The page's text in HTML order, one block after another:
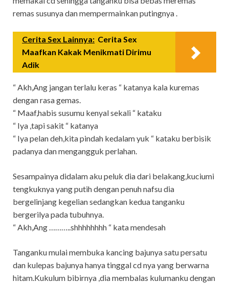
remas susunya dan mempermainkan putingnya .
Cerita Sex Lainnya: Cerita Sex
Maafkan Kakak Menikmati Dirimu
Adik
“ Akh,Ang jangan terlalu keras “ katanya kala kuremas
dengan rasa gemas.
“ Maaf,habis susumu kenyal sekali “ kataku
“ Iya ,tapi sakit “ katanya
“ Iya pelan deh,kita pindah kedalam yuk “ kataku berbisik
padanya dan mengangguk perlahan.
Sesampainya didalam aku peluk dia dari belakang,kuciumi
tengkuknya yang putih dengan penuh nafsu dia
bergelinjang kegelian sedangkan kedua tanganku
bergerilya pada tubuhnya.
“ Akh,Ang ………..shhhhhhhh “ kata mendesah
Tanganku mulai membuka kancing bajunya satu persatu
dan kulepas bajunya hanya tinggal cd nya yang berwarna
hitam.Kukulum bibirnya ,dia membalas kulumanku dengan